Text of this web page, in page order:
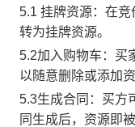
5.1 挂牌资源：在
转为挂牌资源。
5.2加入购物车：买
以随意删除或添加资
5.3生成合同：买方
同生成后，资源即